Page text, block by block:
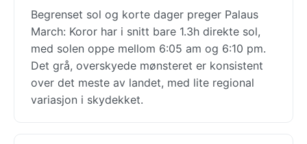
Begrenset sol og korte dager preger Palaus
March: Koror har i snitt bare 1.3h direkte sol,
med solen oppe mellom 6:05 am og 6:10 pm.
Det grå, overskyede mønsteret er konsistent
over det meste av landet, med lite regional
variasjon i skydekket.